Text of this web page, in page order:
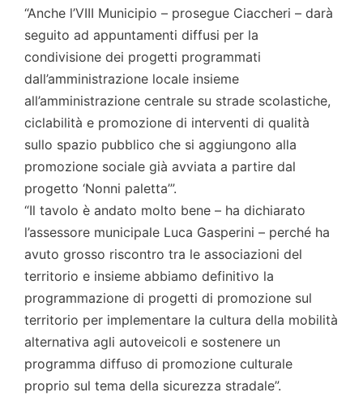
“Anche l’VIII Municipio – prosegue Ciaccheri – darà
seguito ad appuntamenti diffusi per la
condivisione dei progetti programmati
dall’amministrazione locale insieme
all’amministrazione centrale su strade scolastiche,
ciclabilità e promozione di interventi di qualità
sullo spazio pubblico che si aggiungono alla
promozione sociale già avviata a partire dal
progetto ‘Nonni paletta’”.
“Il tavolo è andato molto bene – ha dichiarato
l’assessore municipale Luca Gasperini – perché ha
avuto grosso riscontro tra le associazioni del
territorio e insieme abbiamo definitivo la
programmazione di progetti di promozione sul
territorio per implementare la cultura della mobilità
alternativa agli autoveicoli e sostenere un
programma diffuso di promozione culturale
proprio sul tema della sicurezza stradale”.